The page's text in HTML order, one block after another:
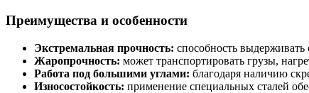
Преимущества и особенности
Экстремальная прочность: способность
Жаропрочность: может транспортировать грузы,
Работа под большими углами: благодаря наличию
Износостойкость: применение специальных сталей